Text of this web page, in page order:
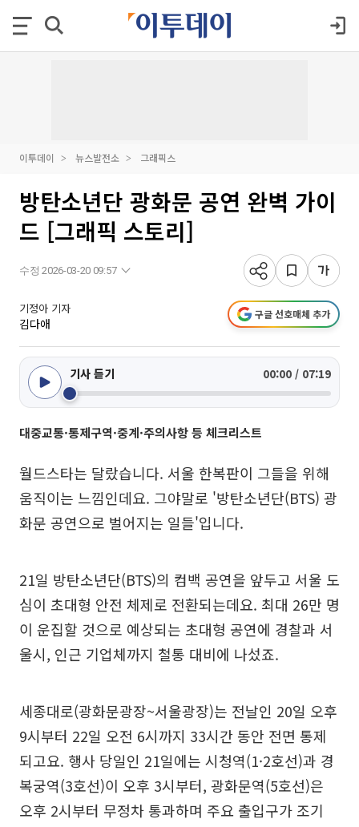
이투데이 뉴스발전소 그래픽스
방탄소년단 광화문 공연 완벽 가이
드 [그래픽 스토리]
수정 2026-03-20 09:57
기정아 기자
김다애
구글 선호매체 추가
기사 듣기 00:00 / 07:19
대중교통·통제구역·중계·주의사항 등 체크리스트
월드스타는 달랐습니다. 서울 한복판이 그들을 위해
움직이는 느낌인데요. 그야말로 '방탄소년단(BTS) 광
화문 공연으로 벌어지는 일들'입니다.
21일 방탄소년단(BTS)의 컴백 공연을 앞두고 서울 도
심이 초대형 안전 체제로 전환되는데요. 최대 26만 명
이 운집할 것으로 예상되는 초대형 공연에 경찰과 서
울시, 인근 기업체까지 철통 대비에 나섰죠.
세종대로(광화문광장~서울광장)는 전날인 20일 오후
9시부터 22일 오전 6시까지 33시간 동안 전면 통제
되고요. 행사 당일인 21일에는 시청역(1·2호선)과 경
복궁역(3호선)이 오후 3시부터, 광화문역(5호선)은
오후 2시부터 무정차 통과하며 주요 출입구가 조기